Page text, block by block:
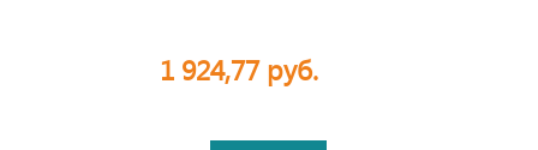
1 924,77 руб.